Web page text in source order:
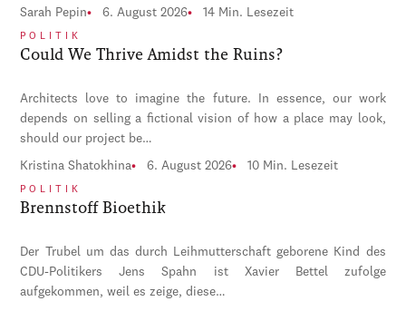
Sarah Pepin 6. August 2026 14 Min. Lesezeit
POLITIK
Could We Thrive Amidst the Ruins?
Architects love to imagine the future. In essence, our work
depends on selling a fictional vision of how a place may look,
should our project be…
Kristina Shatokhina 6. August 2026 10 Min. Lesezeit
POLITIK
Brennstoff Bioethik
Der Trubel um das durch Leihmutterschaft geborene Kind des
CDU-Politikers Jens Spahn ist Xavier Bettel zufolge
aufgekommen, weil es zeige, diese…